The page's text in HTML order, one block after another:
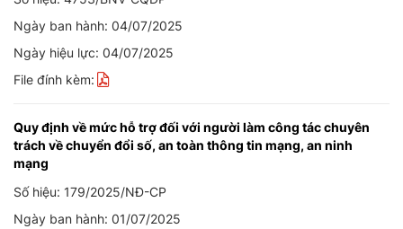
Ngày ban hành: 04/07/2025
Ngày hiệu lực: 04/07/2025
File đính kèm:
Quy định về mức hỗ trợ đối với người làm công tác chuyên
trách về chuyển đổi số, an toàn thông tin mạng, an ninh
mạng
Số hiệu: 179/2025/NĐ-CP
Ngày ban hành: 01/07/2025